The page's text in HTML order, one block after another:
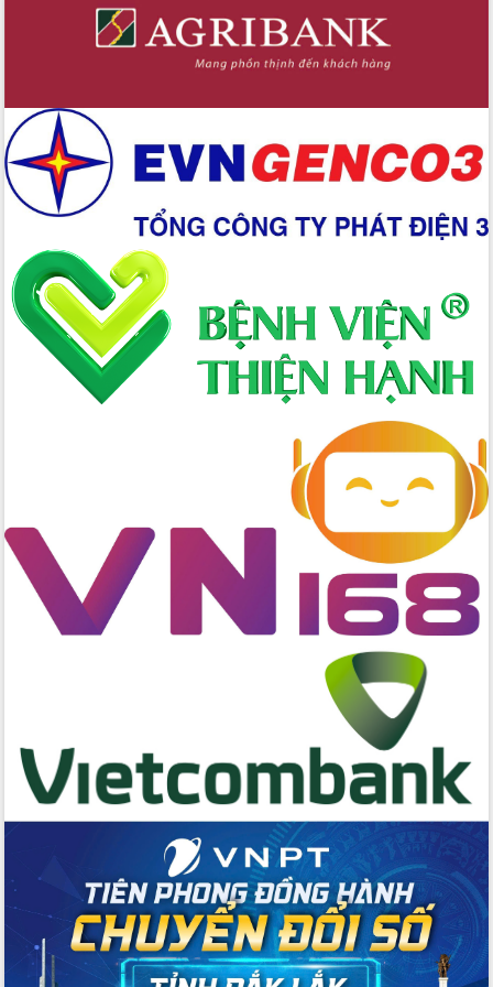
Chuyển đổi số 'mở đường' cho nông
nghiệp Đắk Lắk tăng trưởng bứt phá
Triển khai đồng bộ đo đạc, lập hồ sơ
địa chính, hoàn thiện cơ sở dữ liệu đất
Ứng dụng sinh trắc học - Bước tiến
trong hành trình chuyển đổi số tại Đắk
Lắk
Đắk Lắk nâng cao hiệu quả công tác
Đảng từ Sổ tay đảng viên điện tử
Đắk Lắk đẩy mạnh nuôi biển công
nghệ, hướng tới phát triển thủy sản
bền vững
Tập huấn nâng cao năng lực triển khai
chuyển đổi số cho cán bộ, công chức
cấp xã
Đắk Lắk phát động hưởng ứng Ngày
Tổ chức trang trọng Lễ hội Đền thờ
Lương Văn Chánh năm 2026
Phó Bí thư Tỉnh ủy Đắk Lắk Đỗ Hữu
Huy giữ chức Bí thư Đảng ủy Ủy Ban
Nhân dân tỉnh
Đánh giá, rút kinh nghiệm công tác tổ
chức diễn tập trước ngày bầu cử
Chương trình “Gặp gỡ hữu nghị –
Friendship Meeting New Year 2026”
Bầu cử Quốc hội và HĐND: Cử tri Đắk
Lắk gửi gắm niềm tin, kỳ vọng vào lá
Đắk Lắk sẵn sàng các điều kiện cho
Ngày hội bầu cử đại biểu Quốc hội
khóa XVI và HĐND các cấp nhiệm kỳ